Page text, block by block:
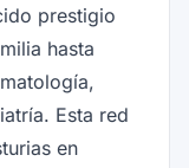
prestigio
hasta
Esta red
en